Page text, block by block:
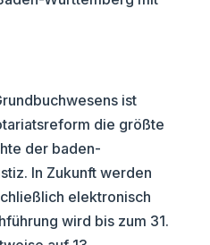
ist
die größte
der baden-
In Zukunft werden
elektronisch
wird bis zum 31.